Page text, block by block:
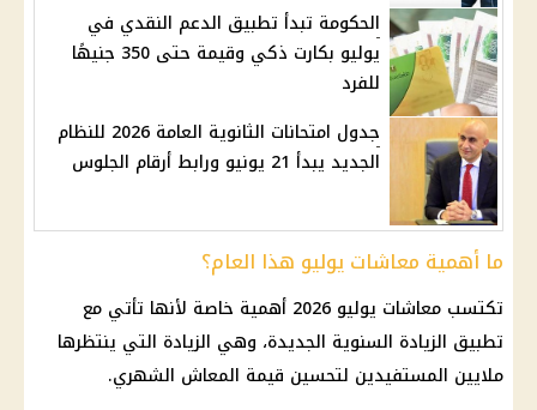
الحكومة تبدأ تطبيق الدعم النقدي في
يوليو بكارت ذكي وقيمة حتى 350 جنيهًا
للفرد
جدول امتحانات الثانوية العامة 2026 للنظام
الجديد يبدأ 21 يونيو ورابط أرقام الجلوس
ما أهمية معاشات يوليو هذا العام؟
تكتسب معاشات يوليو 2026 أهمية خاصة لأنها تأتي مع
تطبيق الزيادة السنوية الجديدة، وهي الزيادة التي ينتظرها
ملايين المستفيدين لتحسين قيمة المعاش الشهري.